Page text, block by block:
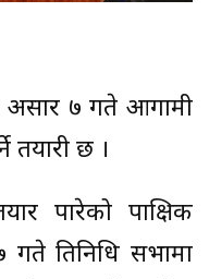
असार ७ गते आगामी
तयारी छ ।
पारेको पाक्षिक
प्रतिनिधि सभामा